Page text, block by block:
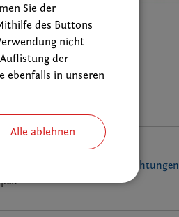
und kirchlichen Einrichtungen
Sie der
des Buttons
nicht
der
ebenfalls in unseren
Alle ablehnen